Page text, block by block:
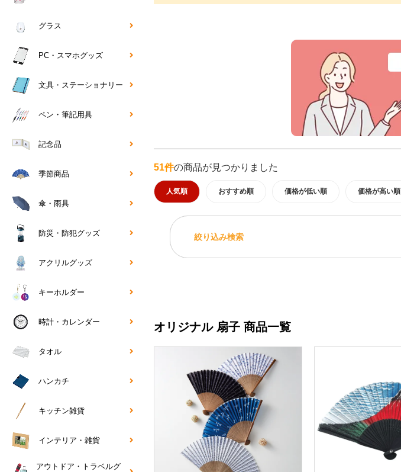
51件の商品が見つかりました
人気順 おすすめ順 価格が低い順 価格が高い順
絞り込み検索
オリジナル 扇子 商品一覧
グラス
PC・スマホグッズ
文具・ステーショナリー
ペン・筆記用具
記念品
季節商品
傘・雨具
防災・防犯グッズ
アクリルグッズ
キーホルダー
時計・カレンダー
タオル
ハンカチ
キッチン雑貨
インテリア・雑貨
アウトドア・トラベルグ